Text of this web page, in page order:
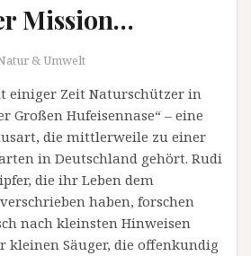
Mission…
& Umwelt
einiger Zeit Naturschützer in
Großen Hufeisennase“ – eine
die mittlerweile zu einer
in Deutschland gehört. Rudi
die ihr Leben dem
haben, forschen
nach kleinsten Hinweisen
kleinen Säuger, die offenkundig